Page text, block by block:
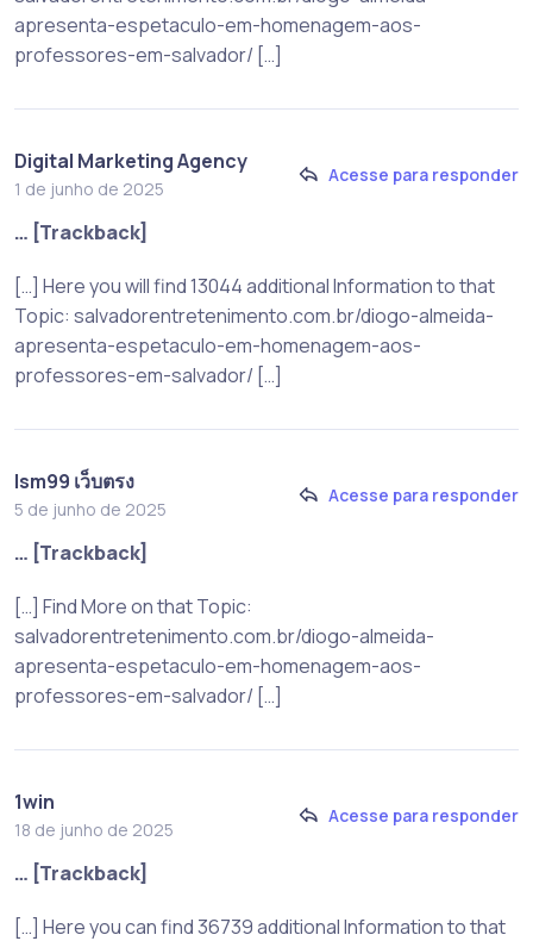
apresenta-espetaculo-em-homenagem-aos-
professores-em-salvador/ […]
Digital Marketing Agency
1 de junho de 2025
Acesse para responder
… [Trackback]
[…] Here you will find 13044 additional Information to that
Topic: salvadorentretenimento.com.br/diogo-almeida-
apresenta-espetaculo-em-homenagem-aos-
professores-em-salvador/ […]
lsm99 เว็บตรง
5 de junho de 2025
Acesse para responder
… [Trackback]
[…] Find More on that Topic:
salvadorentretenimento.com.br/diogo-almeida-
apresenta-espetaculo-em-homenagem-aos-
professores-em-salvador/ […]
1win
18 de junho de 2025
Acesse para responder
… [Trackback]
[…] Here you can find 36739 additional Information to that